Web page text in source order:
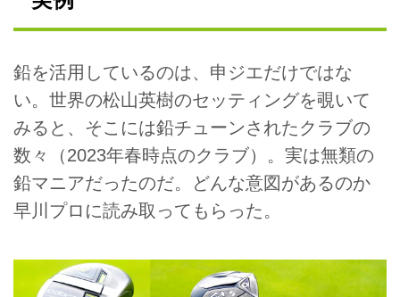
鉛を活用しているのは、申ジエだけではな
い。世界の松山英樹のセッティングを覗いて
みると、そこには鉛チューンされたクラブの
数々（2023年春時点のクラブ）。実は無類の
鉛マニアだったのだ。どんな意図があるのか
早川プロに読み取ってもらった。